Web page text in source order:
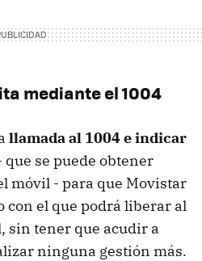
mediante el 1004
llamada al 1004 e indicar
que se puede obtener
móvil - para que Movistar
con el que podrá liberar al
sin tener que acudir a
ninguna gestión más.